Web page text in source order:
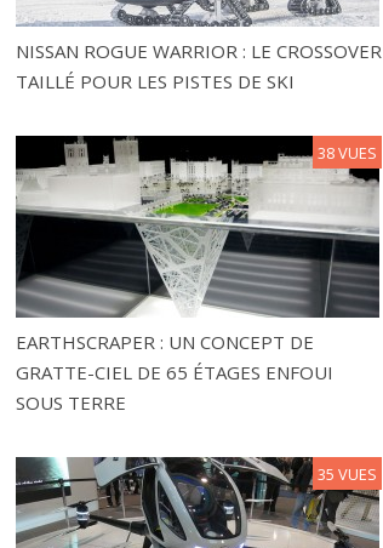
NISSAN ROGUE WARRIOR : LE CROSSOVER
TAILLÉ POUR LES PISTES DE SKI
EARTHSCRAPER : UN CONCEPT DE
GRATTE-CIEL DE 65 ÉTAGES ENFOUI
SOUS TERRE
38 VUES
35 VUES